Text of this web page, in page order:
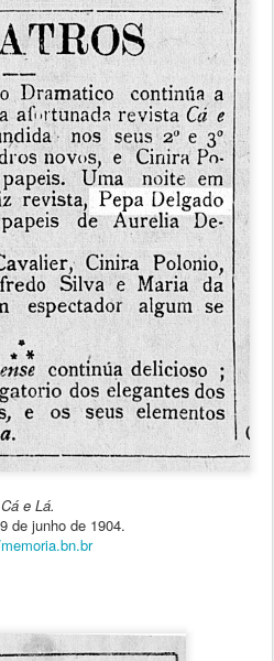
Cá e Lá.
de junho de 1904.